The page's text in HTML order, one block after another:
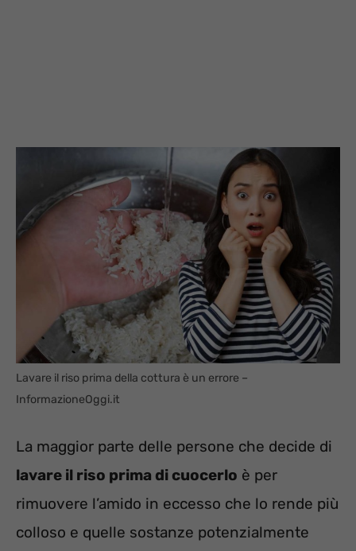
Lavare il riso prima della cottura è un errore –
InformazioneOggi.it
La maggior parte delle persone che decide di
lavare il riso prima di cuocerlo è per
rimuovere l’amido in eccesso che lo rende più
colloso e quelle sostanze potenzialmente